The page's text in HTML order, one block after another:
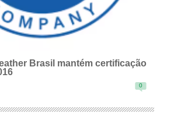
Brasil mantém certificação
0